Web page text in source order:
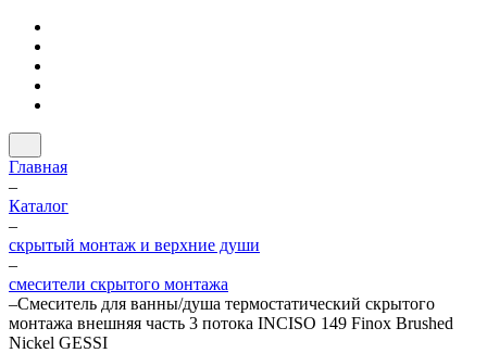
Главная
–
Каталог
–
скрытый монтаж и верхние души
–
смесители скрытого монтажа
–Смеситель для ванны/душа термостатический скрытого
монтажа внешняя часть 3 потока INCISO 149 Finox Brushed
Nickel GESSI